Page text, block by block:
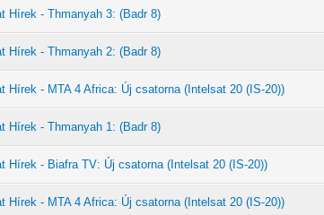
Hírek - Thmanyah 3: (Badr 8)
Hírek - Thmanyah 2: (Badr 8)
Hírek - MTA 4 Africa: Új csatorna (Intelsat 20 (IS-20))
Hírek - Thmanyah 1: (Badr 8)
Hírek - Biafra TV: Új csatorna (Intelsat 20 (IS-20))
Hírek - MTA 4 Africa: Új csatorna (Intelsat 20 (IS-20))